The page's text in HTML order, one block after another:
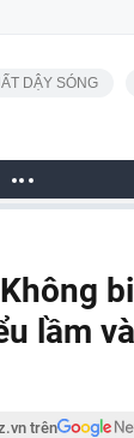
DẬY SÓNG
lầm và
trên